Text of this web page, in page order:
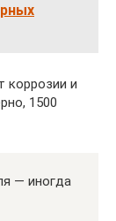
коррозии и
1500
— иногда